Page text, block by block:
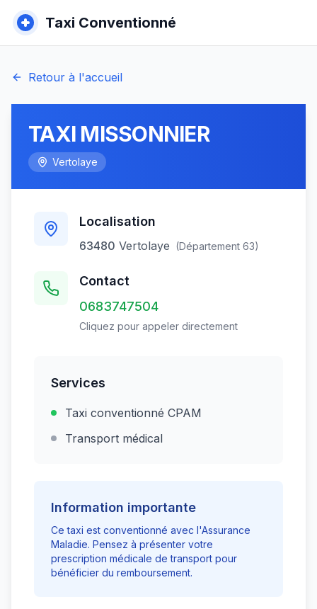
Taxi Conventionné
Retour à l'accueil
TAXI MISSONNIER
Vertolaye
Localisation
63480 Vertolaye (Département 63)
Contact
0683747504
Cliquez pour appeler directement
Services
Taxi conventionné CPAM
Transport médical
Information importante
Ce taxi est conventionné avec l'Assurance
Maladie. Pensez à présenter votre
prescription médicale de transport pour
bénéficier du remboursement.